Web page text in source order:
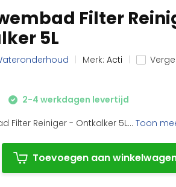
Filter
5L
Merk:Acti
2-4 werkdagen levertijd
Filter Reiniger - Ontkalker 5L...Toon
Toevoegen aan